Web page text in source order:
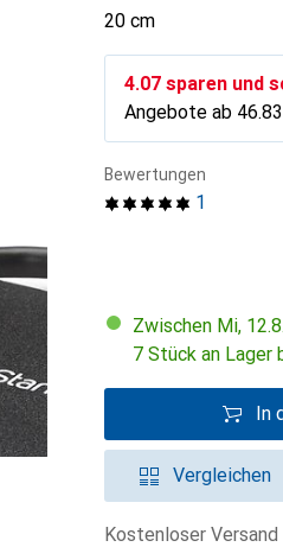
20 cm
CHF
4.07 sparen und
Angebote ab CHF
46.83
1
Bewertungen
Zwischen Mi,
7 Stück an Lager
In
Vergleichen
kostenloser Versand